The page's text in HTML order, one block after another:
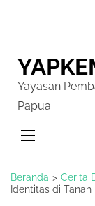
Yayasan
Papua
Beranda > Cerita
Identitas di